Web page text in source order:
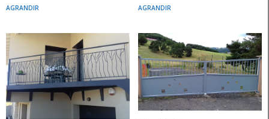
AGRANDIR AGRANDIR